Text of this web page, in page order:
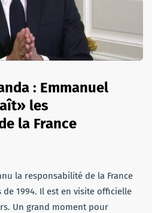
: Emmanuel
les
la France
la responsabilité de la France
1994. Il est en visite officielle
Un grand moment pour